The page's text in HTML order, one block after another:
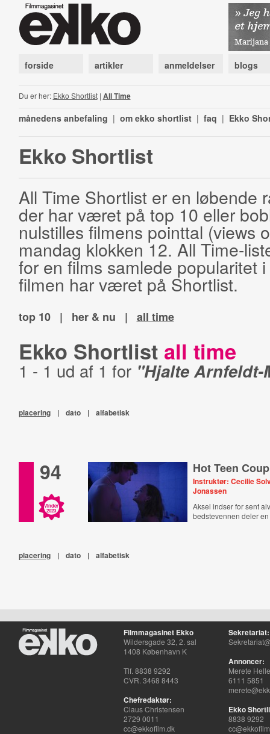
forside artikler anmeldelser blogs
Du er her: Ekko Shortlist| All Time
månedens anbefaling | om ekko shortlist | faq | Ekko
Ekko Shortlist
All Time Shortlist er en løbende
der har været på top 10 eller
nulstilles filmens pointtal (views
mandag klokken 12. All Time-
for en films samlede popularitet
filmen har været på Shortlist.
top 10 | her & nu | all time
Ekko Shortlist all time
1 - 1 ud af 1 for "Hjalte
placering | dato | alfabetisk
94
Vinder
2023
Hot Teen
Instruktør: Cecilie
Jonassen
Aksel indser for sent
bedstevennen deler
placering | dato | alfabetisk
Filmmagasinet Ekko
Wildersgade 32, 2. sal
1408 København K
Tlf. 8838 9292
CVR. 3468 8443
Chefredaktør:
Claus Christensen
2729 0011
cc@ekkofilm.dk
Sekretariat:
Annoncer:
Merete
6111 5851
Ekko
8838 9292